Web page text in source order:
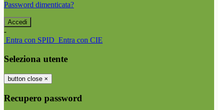
Password dimenticata?
-
Entra con SPID Entra con CIE
Seleziona utente
button close ×
Recupero password